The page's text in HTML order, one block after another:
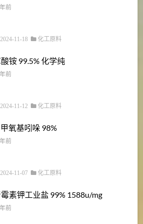
前
2024-11-18 化工原料
铵 99.5% 化学纯
前
2024-11-12 化工原料
氧基吲哚 98%
前
2024-11-07 化工原料
素钾工业盐 99% 1588u/mg
前